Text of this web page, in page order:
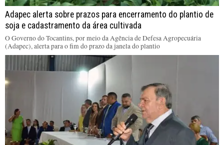
Adapec alerta sobre prazos para encerramento do plantio de
soja e cadastramento da área cultivada
O Governo do Tocantins, por meio da Agência de Defesa Agropecuária
(Adapec), alerta para o fim do prazo da janela do plantio